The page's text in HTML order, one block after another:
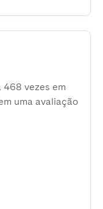
vezes em
uma avaliação